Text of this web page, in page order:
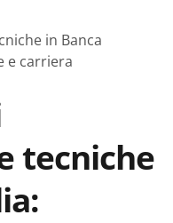
in Banca
e carriera
tecniche